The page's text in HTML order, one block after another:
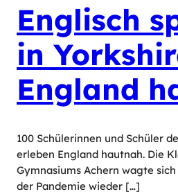
Englisch
in
England
100 Schülerinnen und Schüler
erleben England hautnah. Die
Gymnasiums Achern wagte
der Pandemie wieder […]